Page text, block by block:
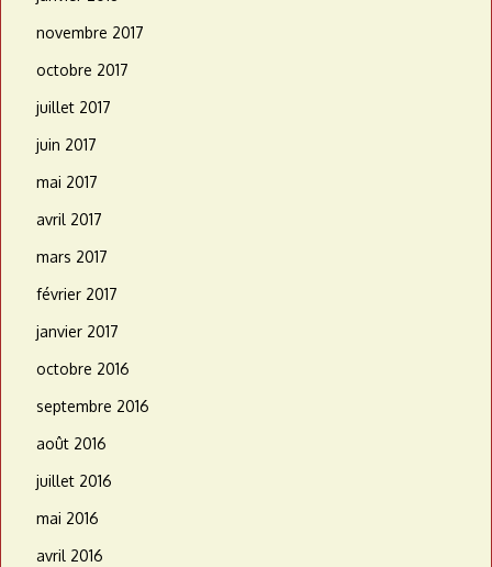
novembre 2017
octobre 2017
juillet 2017
juin 2017
mai 2017
avril 2017
mars 2017
février 2017
janvier 2017
octobre 2016
septembre 2016
août 2016
juillet 2016
mai 2016
avril 2016